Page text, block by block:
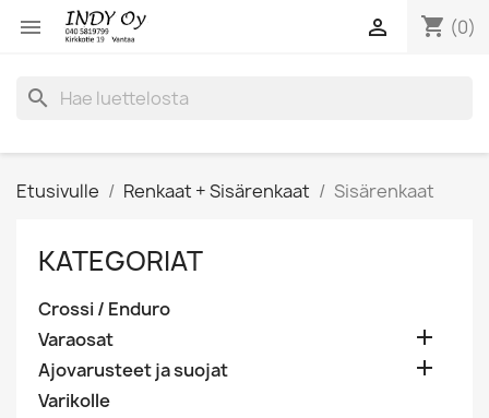
 shopping_cart (0)

search
Etusivulle Renkaat + Sisärenkaat Sisärenkaat
KATEGORIAT
Crossi / Enduro
Varaosat

Ajovarusteet ja suojat 
Varikolle